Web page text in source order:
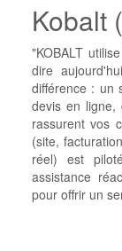
Kobalt
"KOBALT
dire
différence : un
devis en ligne,
rassurent vos
(site,
réel) est
assistance
pour offrir un